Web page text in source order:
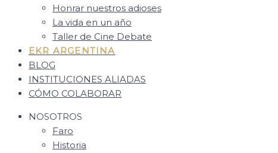
Honrar nuestros adioses
La vida en un año
Taller de Cine Debate
EKR ARGENTINA
BLOG
INSTITUCIONES ALIADAS
CÓMO COLABORAR
NOSOTROS
Faro
Historia